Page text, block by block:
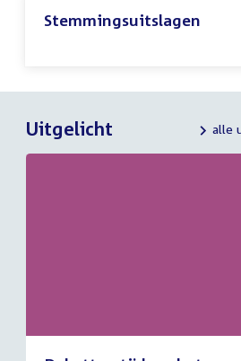
Stemmingsuitslagen
Uitgelicht alle